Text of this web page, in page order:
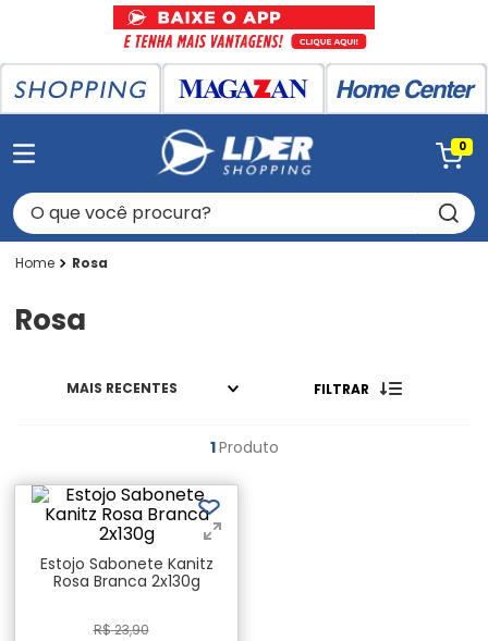
0
O que você procura?
Rosa
Rosa
MAIS RECENTES FILTRAR
1Produto
Estojo Sabonete Kanitz
Rosa Branca 2x130g
R$23,90